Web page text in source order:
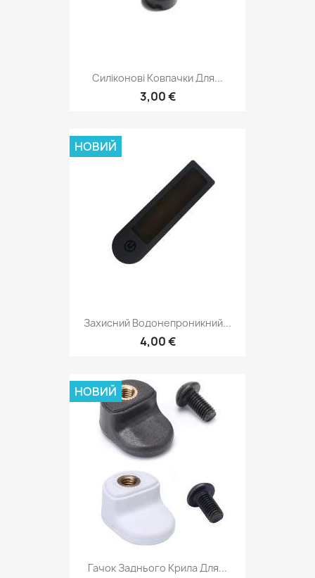
Силіконові Ковпачки Для...
3,00 €
Захисний Водонепроникний...
4,00 €
НОВИЙ
Гачок Заднього Крила Для...
НОВИЙ